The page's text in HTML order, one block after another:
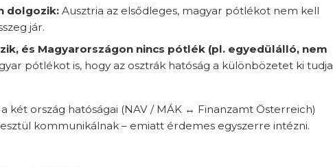
dolgozik: Ausztria az elsődleges, magyar pótlékot nem kell
jár.
és Magyarországon nincs pótlék (pl. egyedülálló, nem
pótlékot is, hogy az osztrák hatóság a különbözetet ki tudja
két ország hatóságai (NAV / MÁK ↔ Finanzamt Österreich)
kommunikálnak – emiatt érdemes egyszerre intézni.